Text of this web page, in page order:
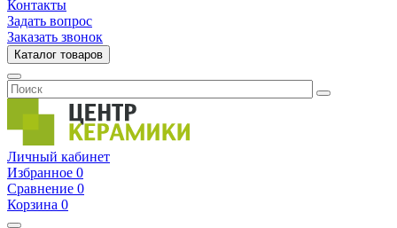
Контакты
Задать вопрос
Заказать звонок
Каталог товаров
Личный кабинет
Избранное 0
Сравнение 0
Корзина 0